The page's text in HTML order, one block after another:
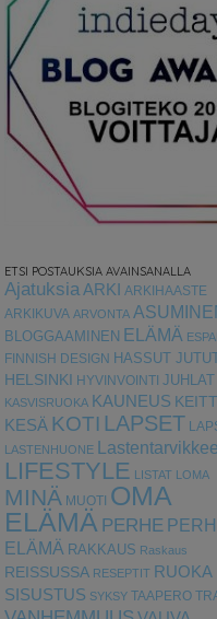
ETSI POSTAUKSIA AVAINSANALLA
AjatuksiaARKI ARKIHAASTE
ARKIKUVA ARVONTA
BLOGGAAMINEN ELÄMÄ
FINNISH DESIGN HASSUT
HELSINKI
HYVINVOINTI JUHLAT
KASVISRUOKA KAUNEUS
KESÄ KOTI LAPSET
LASTENHUONE
LIFESTYLE LISTAT LOMA
MINÄ MUOTI OMA
ELÄMÄ PERHE
ELÄMÄ RAKKAUS Raskaus
REISSUSSA RESEPTIT RUOKA
SISUSTUS SYKSY TAAPERO